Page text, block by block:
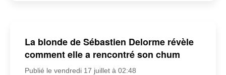
La blonde de Sébastien Delorme révèle
comment elle a rencontré son chum
Publié le vendredi 17 juillet à 02:48